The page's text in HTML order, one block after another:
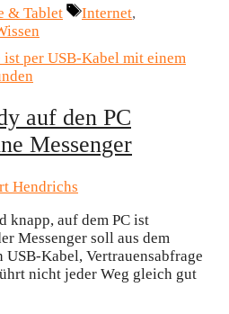
& Tablet Schlagwörter
Internet,
auf den PC
Messenger
Hendrichs
knapp, auf dem PC ist
Messenger soll aus dem
Kabel, Vertrauensabfrage
nicht jeder Weg gleich gut